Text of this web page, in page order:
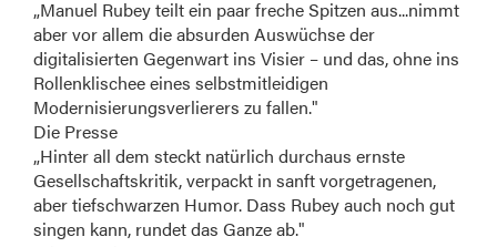
„Manuel Rubey teilt ein paar freche Spitzen aus...nimmt
aber vor allem die absurden Auswüchse der
digitalisierten Gegenwart ins Visier – und das, ohne ins
Rollenklischee eines selbstmitleidigen
Modernisierungsverlierers zu fallen."
Die Presse
„Hinter all dem steckt natürlich durchaus ernste
Gesellschaftskritik, verpackt in sanft vorgetragenen,
aber tiefschwarzen Humor. Dass Rubey auch noch gut
singen kann, rundet das Ganze ab."